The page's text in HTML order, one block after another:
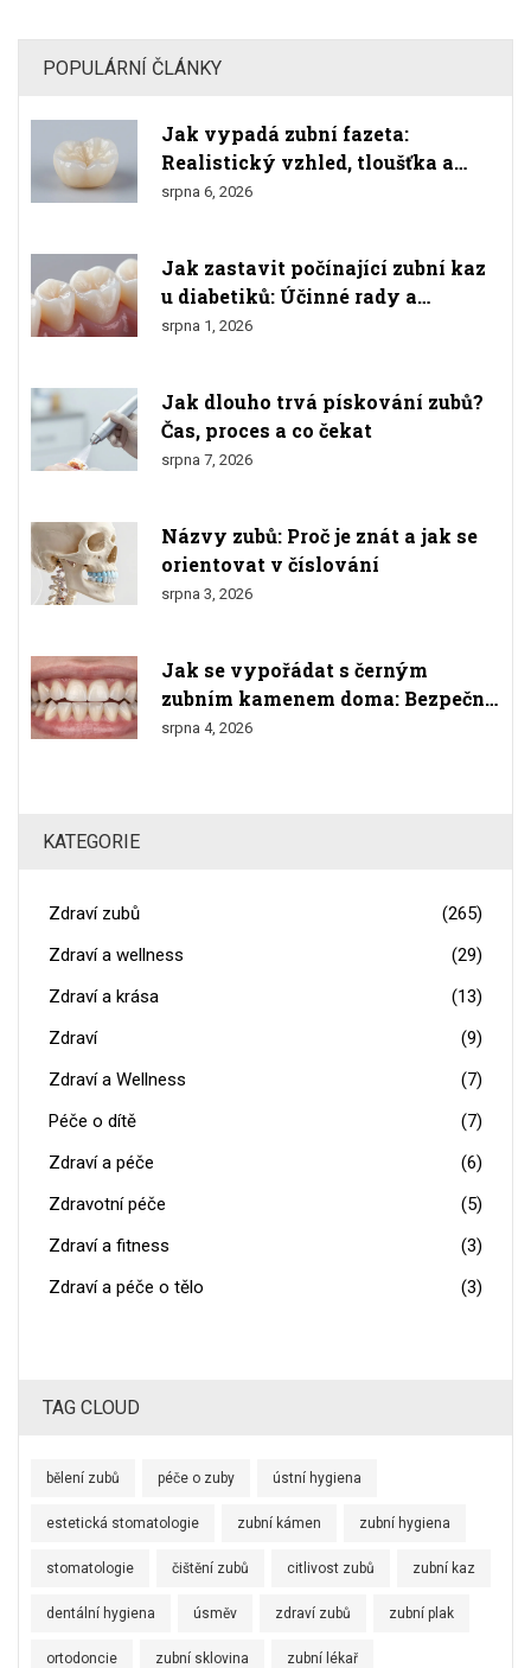
POPULÁRNÍ ČLÁNKY
Jak vypadá zubní fazeta:
Realistický vzhled, tloušťka a
srovnání s přírodními zuby
srpna 6, 2026
Jak zastavit počínající zubní kaz
u diabetiků: Účinné rady a
prevence
srpna 1, 2026
Jak dlouho trvá pískování zubů?
Čas, proces a co čekat
srpna 7, 2026
Názvy zubů: Proč je znát a jak se
orientovat v číslování
srpna 3, 2026
Jak se vypořádat s černým
zubním kamenem doma: Bezpečné
metody a varování
srpna 4, 2026
KATEGORIE
Zdraví zubů
(265)
Zdraví a wellness
(29)
Zdraví a krása
(13)
Zdraví
(9)
Zdraví a Wellness
(7)
Péče o dítě
(7)
Zdraví a péče
(6)
Zdravotní péče
(5)
Zdraví a fitness
(3)
Zdraví a péče o tělo
(3)
TAG CLOUD
bělení zubů péče o zuby ústní hygiena
estetická stomatologie zubní kámen zubní hygiena
stomatologie čištění zubů citlivost zubů zubní kaz
dentální hygiena úsměv zdraví zubů zubní plak
ortodoncie zubní sklovina zubní lékař